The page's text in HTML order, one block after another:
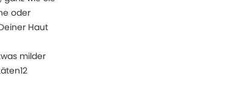
oder
Haut
milder